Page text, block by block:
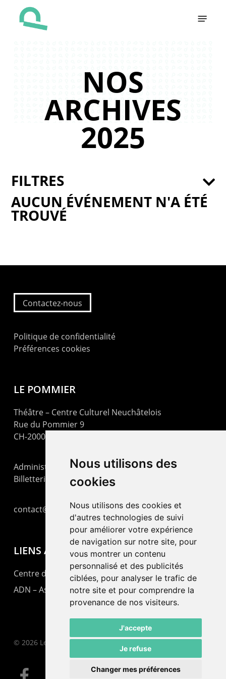
Nous utilisons des
cookies
Nous utilisons des cookies et
d'autres technologies de suivi
pour améliorer votre expérience
de navigation sur notre site, pour
vous montrer un contenu
personnalisé et des publicités
ciblées, pour analyser le trafic de
notre site et pour comprendre la
provenance de nos visiteurs.
J'accepte
Je refuse
Changer mes préférences
NOS
ARCHIVES
2025
AUCUN ÉVÉNEMENT N'A ÉTÉ
TROUVÉ
FILTRES
Contactez-nous
Politique de confidentialité
Préférences cookies
LE POMMIER
Théâtre – Centre Culturel Neuchâtelois
Rue du Pommier 9
CH-2000 Neuchâtel
Administration : +41 32 725 03 03
Billetterie : +41 32 725 05 05
contact@lepommier.ch
LIENS AMIS
Centre de culture ABC
ADN – Association Danse Neuchâtel
© 2026 Le Pommier.
facebook email